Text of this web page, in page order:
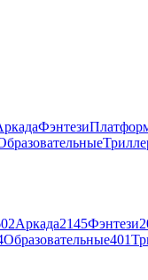
Фэнтези
Аркада2145Фэнтези
Образовательные401